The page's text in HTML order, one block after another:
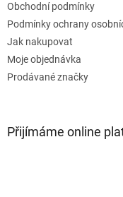
Obchodní podmínky
Podmínky ochrany
Jak nakupovat
Moje objednávka
Prodávané značky
Přijímáme online